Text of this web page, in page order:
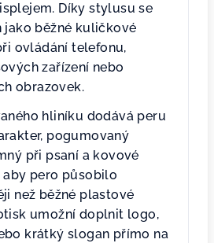
Díky stylusu se
jako běžné kuličkové
ovládání telefonu,
zařízení nebo
obrazovek.
hliníku dodává peru
pogumovaný
při psaní a kovové
aby pero působilo
než běžné plastové
umožní doplnit logo,
krátký slogan přímo na